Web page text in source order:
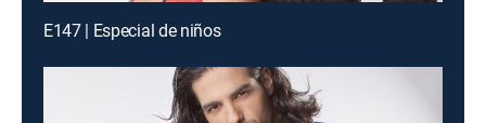
E147 | Especial de niños